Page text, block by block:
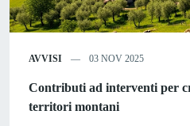
AVVISI 03 NOV 2025
Contributi ad interventi per
territori montani